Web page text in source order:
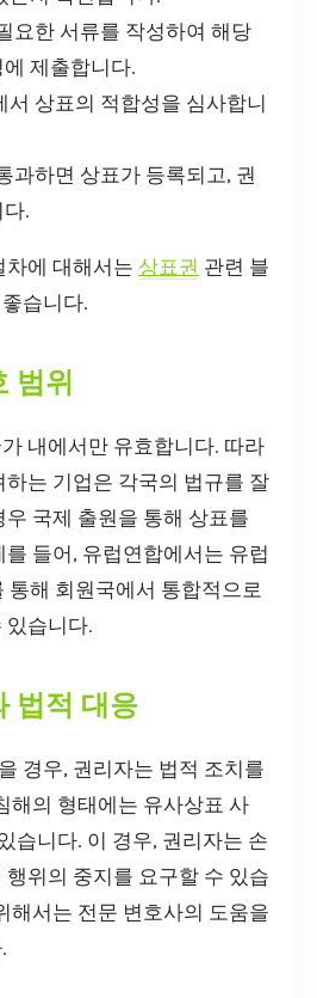
요한 서류를 작성하여 해당
제출합니다.
서 상표의 적합성을 심사합니
과하면 상표가 등록되고, 권
.
차에 대해서는 상표권 관련 블
습니다.
범위
내에서만 유효합니다. 따라
하는 기업은 각국의 법규를 잘
국제 출원을 통해 상표를
를 들어, 유럽연합에서는 유럽
통해 회원국에서 통합적으로
있습니다.
법적 대응
경우, 권리자는 법적 조치를
해의 형태에는 유사상표 사
습니다. 이 경우, 권리자는 손
위의 중지를 요구할 수 있습
해서는 전문 변호사의 도움을